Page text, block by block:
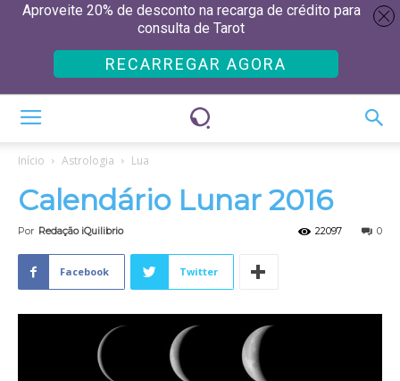
Início Astrologia Lua
Calendário Lunar 2016
Por Redação iQuilibrio 0
22097
Facebook Twitter
Aproveite 20% de desconto na recarga de crédito para
consulta de Tarot
RECARREGAR AGORA